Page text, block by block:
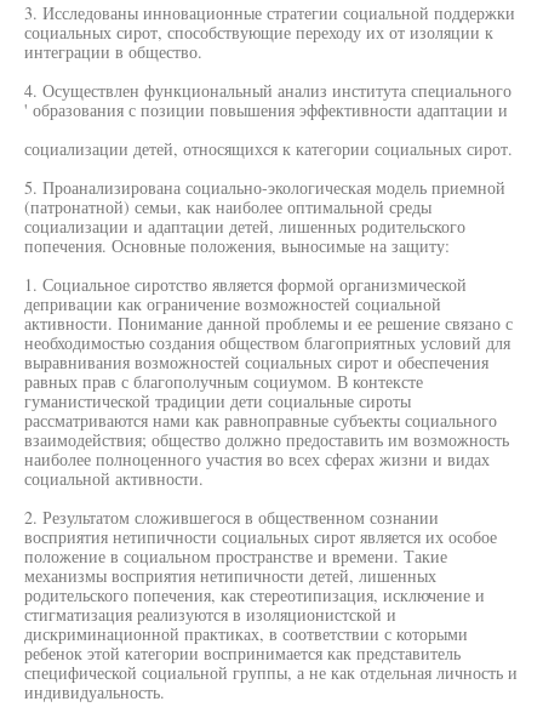
3. Исследованы инновационные стратегии социальной поддержки
социальных сирот, способствующие переходу их от изоляции к
интеграции в общество.
4. Осуществлен функциональный анализ института специального
' образования с позиции повышения эффективности адаптации и
социализации детей, относящихся к категории социальных сирот.
5. Проанализирована социально-экологическая модель приемной
(патронатной) семьи, как наиболее оптимальной среды
социализации и адаптации детей, лишенных родительского
попечения. Основные положения, выносимые на защиту:
1. Социальное сиротство является формой организмической
депривации как ограничение возможностей социальной
активности. Понимание данной проблемы и ее решение связано с
необходимостью создания обществом благоприятных условий для
выравнивания возможностей социальных сирот и обеспечения
равных прав с благополучным социумом. В контексте
гуманистической традиции дети социальные сироты
рассматриваются нами как равноправные субъекты социального
взаимодействия; общество должно предоставить им возможность
наиболее полноценного участия во всех сферах жизни и видах
социальной активности.
2. Результатом сложившегося в общественном сознании
восприятия нетипичности социальных сирот является их особое
положение в социальном пространстве и времени. Такие
механизмы восприятия нетипичности детей, лишенных
родительского попечения, как стереотипизация, исключение и
стигматизация реализуются в изоляционистской и
дискриминационной практиках, в соответствии с которыми
ребенок этой категории воспринимается как представитель
специфической социальной группы, а не как отдельная личность и
индивидуальность.